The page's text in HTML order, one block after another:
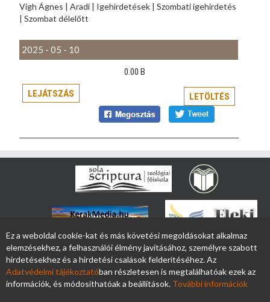
Vigh Ágnes | Aradi | Igehirdetések | Szombati igehirdetés
| Szombat délelőtt
2025 - 05 - 10
0.00 B
LEJÁTSZÁS
LETÖLTÉS
Ez a weboldal cookie-kat és más követési megoldásokat alkalmaz
elemzésekhez, a felhasználói élmény javításához, személyre szabott
hirdetésekhez és a hirdetési csalások felderítéséhez. Az
Adatvédelmi tájékoztatóban részletesen is megtalálhatóak ezek az
információk, és módosíthatóak a beállítások. További információk